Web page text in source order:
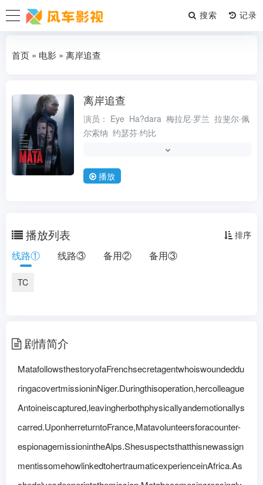
搜索
首页 » 电影 » 离岸追查
离岸追查
演员： Eye Ha?dara 梅拉尼·罗兰 拉斐尔·佩
尔索纳 约瑟芬·约比
Lang
类型：剧情
状态：更新TC
语言：未知
播放
播放列表 排序
线路① 线路③ 备用② 备用③
TC
剧情简介
MatafollowsthestoryofaFrenchsecretagentwhoiswoundeddu
ringacovertmissioninNiger.Duringthisoperation,hercolleague
Antoineiscaptured,leavingherbothphysicallyandemotionallys
carred.UponherreturntoFrance,Matavolunteersforacounter-
espionagemissionintheAlps.Shesuspectsthatthisnewassign
mentissomehowlinkedtohertraumaticexperienceinAfrica.As